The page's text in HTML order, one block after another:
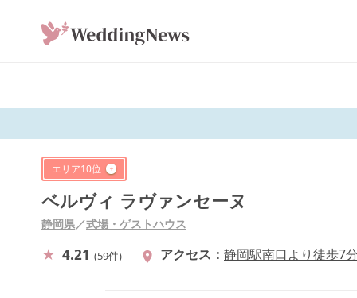
エリア10位
ベルヴィ ラヴァンセーヌ
静岡県／式場・ゲストハウス
4.21 (59件) アクセス 静岡駅南口より徒歩7